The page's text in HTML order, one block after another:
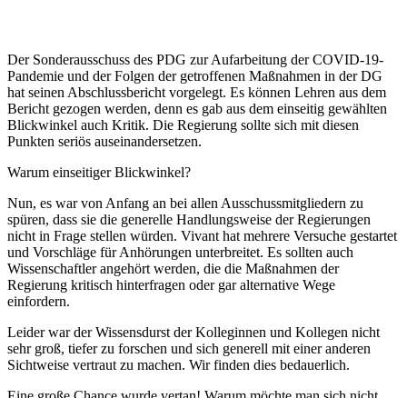
Der Sonderausschuss des PDG zur Aufarbeitung der COVID-19-
Pandemie und der Folgen der getroffenen Maßnahmen in der DG
hat seinen Abschlussbericht vorgelegt. Es können Lehren aus dem
Bericht gezogen werden, denn es gab aus dem einseitig gewählten
Blickwinkel auch Kritik. Die Regierung sollte sich mit diesen
Punkten seriös auseinandersetzen.
Warum einseitiger Blickwinkel?
Nun, es war von Anfang an bei allen Ausschussmitgliedern zu
spüren, dass sie die generelle Handlungsweise der Regierungen
nicht in Frage stellen würden. Vivant hat mehrere Versuche gestartet
und Vorschläge für Anhörungen unterbreitet. Es sollten auch
Wissenschaftler angehört werden, die die Maßnahmen der
Regierung kritisch hinterfragen oder gar alternative Wege
einfordern.
Leider war der Wissensdurst der Kolleginnen und Kollegen nicht
sehr groß, tiefer zu forschen und sich generell mit einer anderen
Sichtweise vertraut zu machen. Wir finden dies bedauerlich.